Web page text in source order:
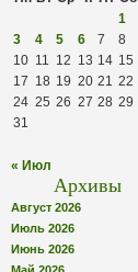
1
3
4 5 6 7 8
10 11 12 13 14 15
17 18 19 20 21 22
24 25 26 27 28 29
31
« Июл
Архивы
Август 2026
Июль 2026
Июнь 2026
Май 2026